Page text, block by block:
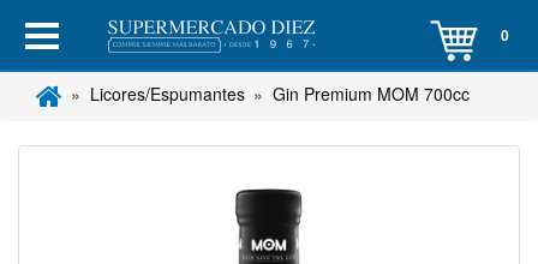
0
Licores/Espumantes Gin Premium MOM 700cc